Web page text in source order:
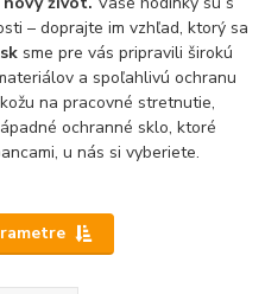
– doprajte im vzhľad, ktorý sa
sme pre vás pripravili širokú
a spoľahlivú ochranu
na pracovné stretnutie,
ochranné sklo, ktoré
u nás si vyberiete.